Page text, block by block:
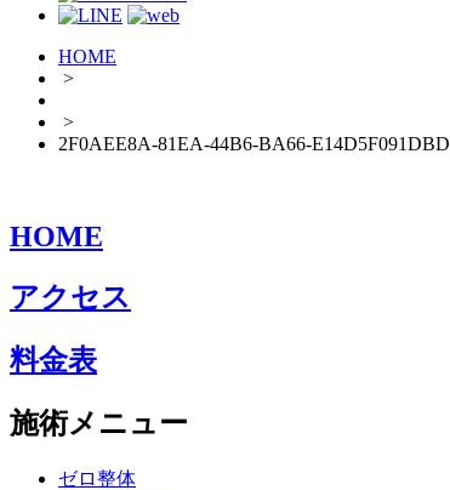
HOME
>
>
2F0AEE8A-81EA-44B6-BA66-E14D5F091DBD
HOME
アクセス
料金表
施術メニュー
ゼロ整体